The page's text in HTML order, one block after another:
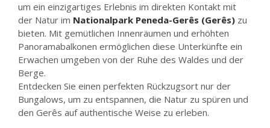
um ein einzigartiges Erlebnis im direkten Kontakt mit
der Natur im Nationalpark Peneda-Gerês (Gerês) zu
bieten. Mit gemütlichen Innenräumen und erhöhten
Panoramabalkonen ermöglichen diese Unterkünfte ein
Erwachen umgeben von der Ruhe des Waldes und der
Berge.
Entdecken Sie einen perfekten Rückzugsort nur der
Bungalows, um zu entspannen, die Natur zu spüren und
den Gerês auf authentische Weise zu erleben.